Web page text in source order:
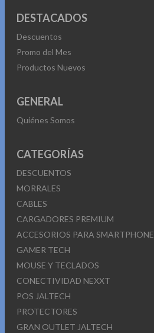
DESTACADOS
Descuentos
Promo del Mes
Productos Nuevos
GENERAL
Quiénes Somos
CATEGORÍAS
DESCUENTOS
MORRALES
CABLES
CARGADORES PREMIUM
ACCESORIOS PARA
GAMER TECH
MOUSE Y TECLADOS
CONECTIVIDAD NEXXT
POS JALTECH
PROTECTORES
GRAN OUTLET JALTECH